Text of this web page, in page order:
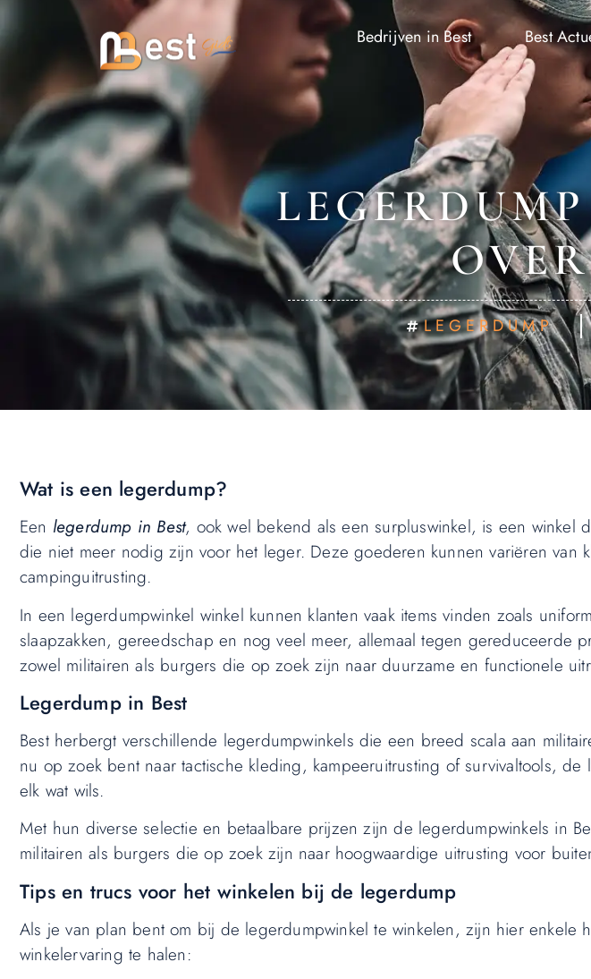
Bedrijven in Best Best
LEGERDUMP
Wat is een legerdump?
Een legerdump in Best, ook wel bekend als een surpluswinkel, is een winkel
die niet meer nodig zijn voor het leger. Deze goederen kunnen variëren van
campinguitrusting.
In een legerdumpwinkel winkel kunnen klanten vaak items vinden zoals
slaapzakken, gereedschap en nog veel meer, allemaal tegen gereduceerde
zowel militairen als burgers die op zoek zijn naar duurzame en functionele
Legerdump in Best
Best herbergt verschillende legerdumpwinkels die een breed scala aan
nu op zoek bent naar tactische kleding, kampeeruitrusting of survivaltools,
elk wat wils.
Met hun diverse selectie en betaalbare prijzen zijn de legerdumpwinkels in
militairen als burgers die op zoek zijn naar hoogwaardige uitrusting voor
Tips en trucs voor het winkelen bij de legerdump
Als je van plan bent om bij de legerdumpwinkel te winkelen, zijn hier enkele
winkelervaring te halen: